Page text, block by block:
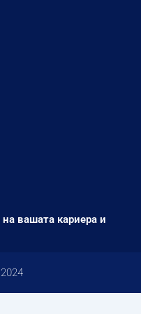
вашата кариера и